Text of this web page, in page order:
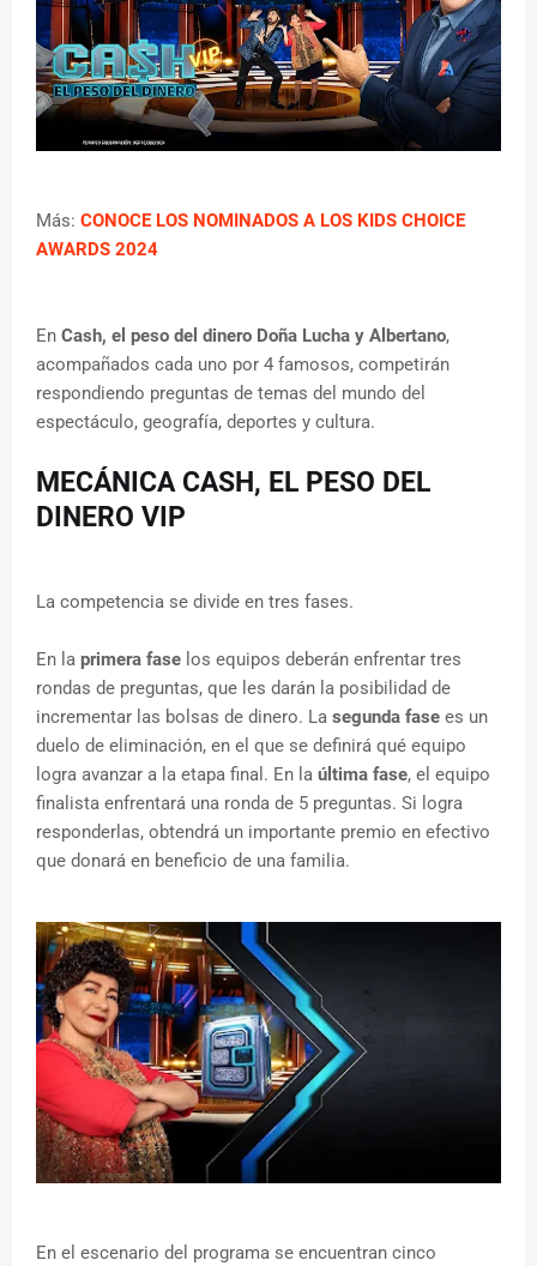
Más: CONOCE LOS NOMINADOS A LOS KIDS CHOICE
AWARDS 2024
En Cash, el peso del dinero Doña Lucha y Albertano,
acompañados cada uno por 4 famosos, competirán
respondiendo preguntas de temas del mundo del
espectáculo, geografía, deportes y cultura.
MECÁNICA CASH, EL PESO DEL
DINERO VIP
La competencia se divide en tres fases.
En la primera fase los equipos deberán enfrentar tres
rondas de preguntas, que les darán la posibilidad de
incrementar las bolsas de dinero. La segunda fase es un
duelo de eliminación, en el que se definirá qué equipo
logra avanzar a la etapa final. En la última fase, el equipo
finalista enfrentará una ronda de 5 preguntas. Si logra
responderlas, obtendrá un importante premio en efectivo
que donará en beneficio de una familia.
En el escenario del programa se encuentran cinco